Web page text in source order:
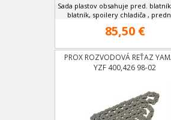
Sada plastov obsahuje pred.
blatník, spoilery chladiča ,
85,50 €
PROX ROZVODOVÁ REŤAZ
YZF 400,426 98-02